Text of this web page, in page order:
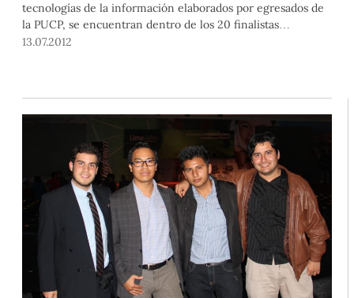
tecnologías de la información elaborados por egresados de
la PUCP, se encuentran dentro de los 20 finalistas
seleccionados por la segunda edición de Wayra Perú 2012.
13.07.2012